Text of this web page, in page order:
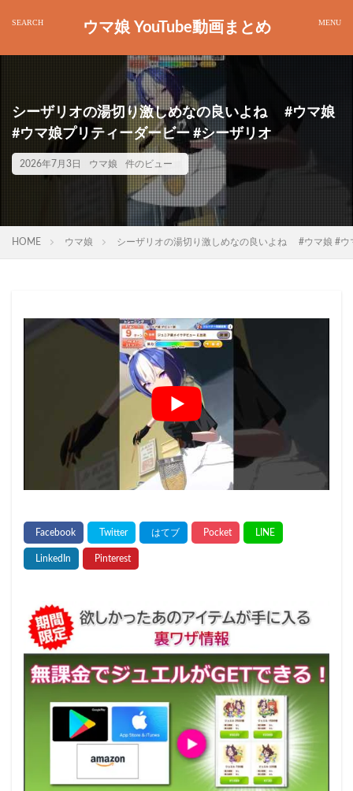
ウマ娘 YouTube動画まとめ
シーザリオの湯切り激しめなの良いよね #ウマ娘
#ウマ娘プリティーダービー #シーザリオ
2026年7月3日 ウマ娘 件のビュー
HOME ウマ娘 シーザリオの湯切り激しめなの良いよね #ウマ娘 #ウ